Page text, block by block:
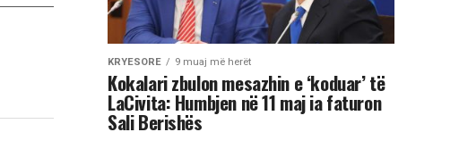
KRYESORE 9 muaj më herët
Kokalari zbulon mesazhin e ‘koduar’ të
LaCivita: Humbjen në 11 maj ia faturon
Sali Berishës